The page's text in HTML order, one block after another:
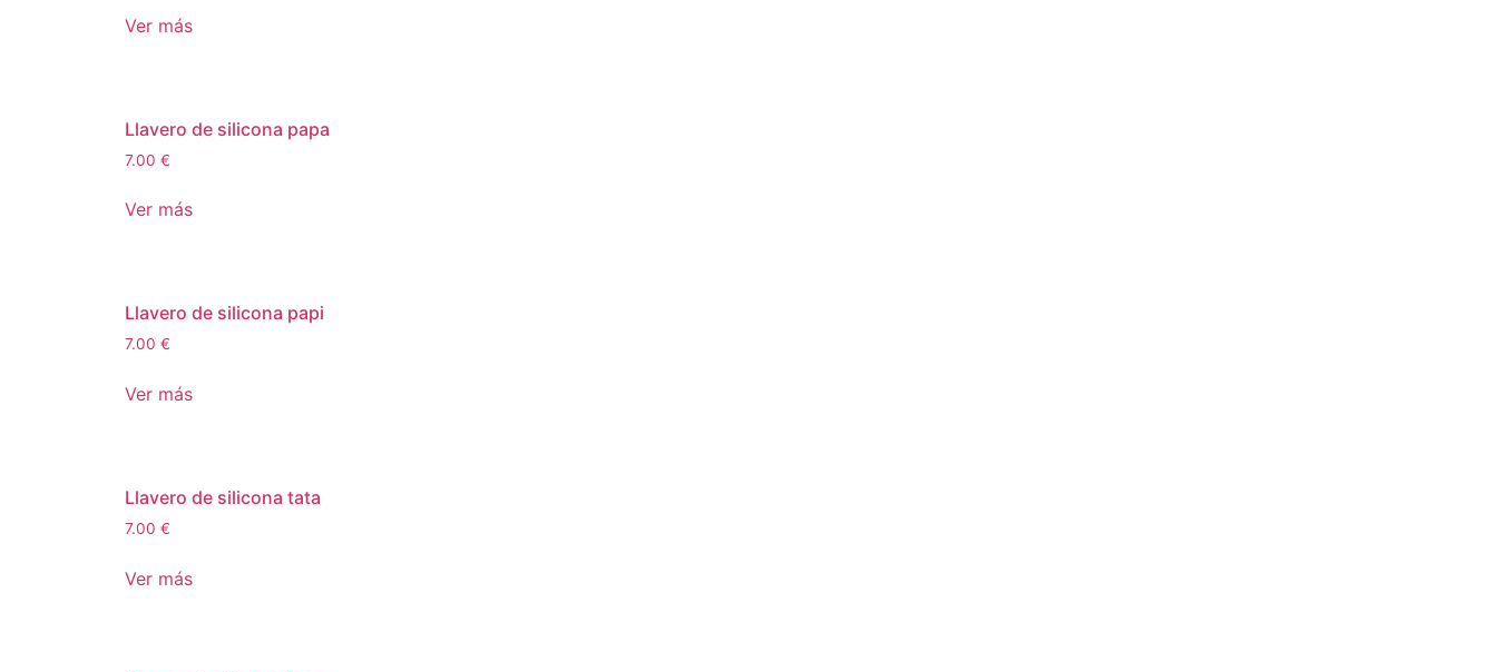
Ver más
Llavero de silicona papa
7.00 €
Ver más
Llavero de silicona papi
7.00 €
Ver más
Llavero de silicona tata
7.00 €
Ver más